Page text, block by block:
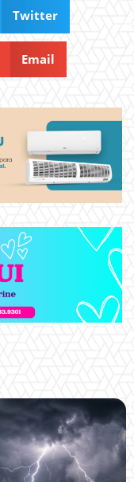
Twitter
Email